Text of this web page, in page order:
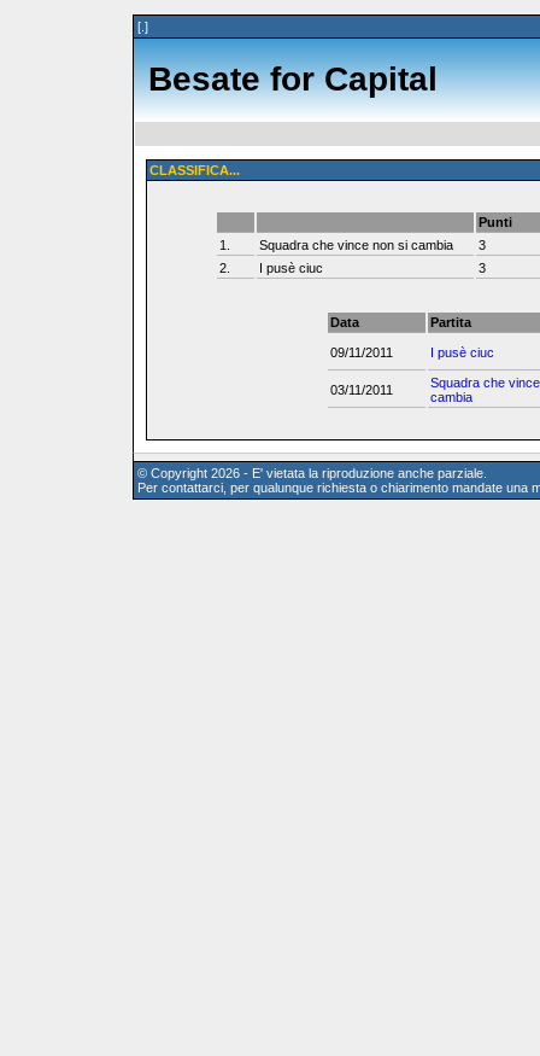
[.]
Besate for Capital
CLASSIFICA...
Punti
1.
Squadra che vince non si cambia
3
2.
I pusè ciuc 3
Data Partita
09/11/2011 I pusè ciuc
03/11/2011
Squadra che
cambia
© Copyright 2026 - E' vietata la riproduzione anche parziale.
Per contattarci, per qualunque richiesta o chiarimento mandate una